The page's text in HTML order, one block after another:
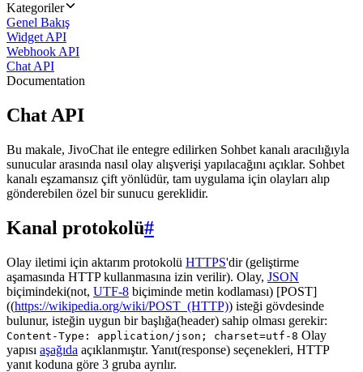
Kategoriler
Genel Bakış
Widget API
Webhook API
Chat API
Documentation
Chat API
Bu makale, JivoChat ile entegre edilirken Sohbet kanalı aracılığıyla
sunucular arasında nasıl olay alışverişi yapılacağını açıklar. Sohbet
kanalı eşzamansız çift yönlüdür, tam uygulama için olayları alıp
gönderebilen özel bir sunucu gereklidir.
Kanal protokolü#
Olay iletimi için aktarım protokolü HTTPS'dir (geliştirme
aşamasında HTTP kullanmasına izin verilir). Olay, JSON
biçimindeki(not, UTF-8 biçiminde metin kodlaması) [POST]
((https://wikipedia.org/wiki/POST_(HTTP)) isteği gövdesinde
bulunur, isteğin uygun bir başlığa(header) sahip olması gerekir:
Content-Type: application/json; charset=utf-8 Olay
yapısı aşağıda açıklanmıştır. Yanıt(response) seçenekleri, HTTP
yanıt koduna göre 3 gruba ayrılır.